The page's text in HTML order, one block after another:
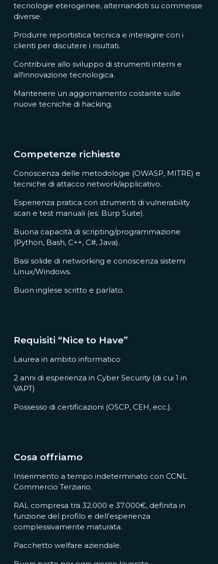
tecnologie eterogenee, alternandoti su commesse
diverse.
Produrre reportistica tecnica e interagire con i
clienti per discutere i risultati.
Contribuire allo sviluppo di strumenti interni e
all'innovazione tecnologica.
Mantenere un aggiornamento costante sulle
nuove tecniche di hacking.
Competenze richieste
Conoscenza delle metodologie (OWASP, MITRE) e
tecniche di attacco network/applicativo.
Esperienza pratica con strumenti di vulnerability
scan e test manuali (es. Burp Suite).
Buona capacità di scripting/programmazione
(Python, Bash, C++, C#, Java).
Basi solide di networking e conoscenza sistemi
Linux/Windows.
Buon inglese scritto e parlato.
Requisiti “Nice to Have”
Laurea in ambito informatico
2 anni di esperienza in Cyber Security (di cui 1 in
VAPT)
Possesso di certificazioni (OSCP, CEH, ecc.).
Cosa offriamo
Inserimento a tempo indeterminato con CCNL
Commercio Terziario.
RAL compresa tra 32.000 e 37.000€, definita in
funzione del profilo e dell’esperienza
complessivamente maturata.
Pacchetto welfare aziendale.